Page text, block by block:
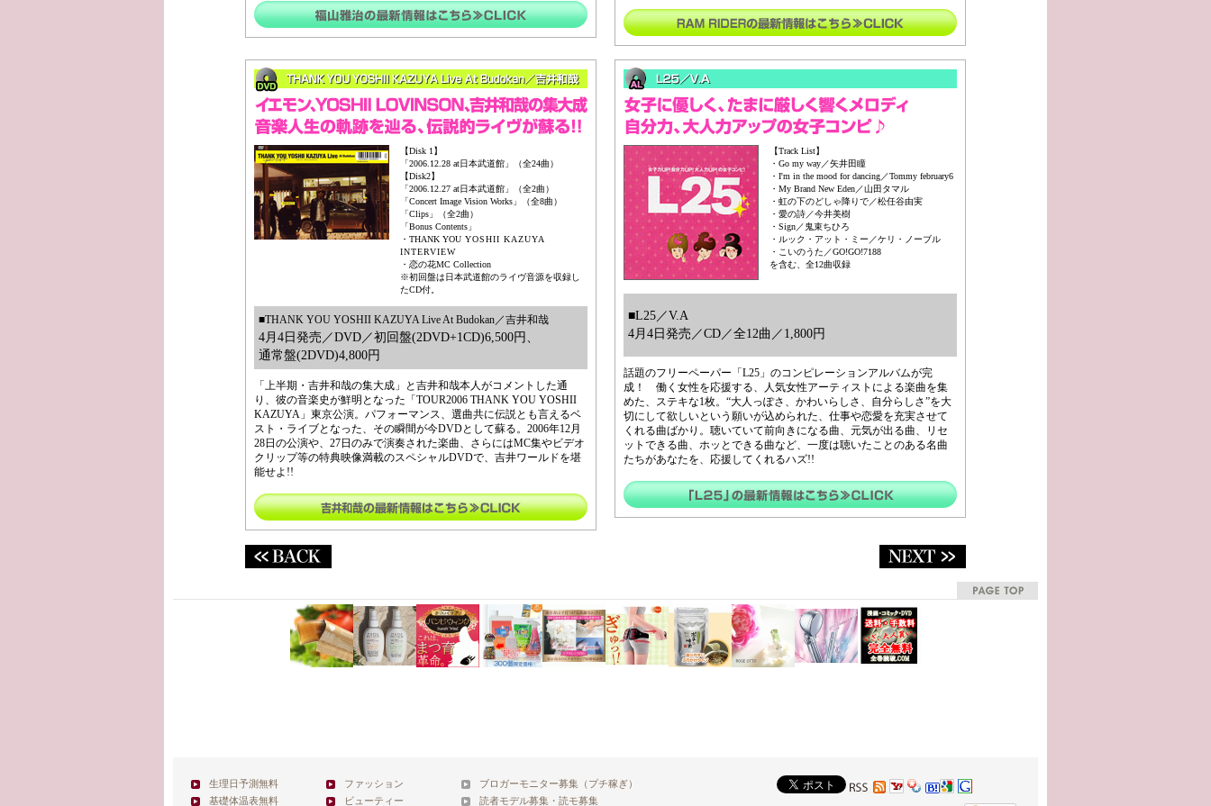
【Disk 1】
「2006.12.28 at日本武道館」（全24曲）
【Disk2】
「2006.12.27 at日本武道館」（全2曲）
「Concert Image Vision Works」（全8曲）
「Clips」（全2曲）
「Bonus Contents」
・THANK YOU YOSHII KAZUYA
INTERVIEW
・恋の花MC Collection
※初回盤は日本武道館のライヴ音源を収録し
たCD付。
■THANK YOU YOSHII KAZUYA Live At Budokan／吉井和哉
4月4日発売／DVD／初回盤(2DVD+1CD)6,500円、
通常盤(2DVD)4,800円
「上半期・吉井和哉の集大成」と吉井和哉本人がコメントした通
り、彼の音楽史が鮮明となった「TOUR2006 THANK YOU YOSHII
KAZUYA」東京公演。パフォーマンス、選曲共に伝説とも言えるベ
スト・ライブとなった、その瞬間が今DVDとして蘇る。2006年12月
28日の公演や、27日のみで演奏された楽曲、さらにはMC集やビデオ
クリップ等の特典映像満載のスペシャルDVDで、吉井ワールドを堪
能せよ!!
【Track List】
・Go my way／矢井田瞳
・I'm in the mood for dancing／Tommy february6
・My Brand New Eden／山田タマル
・虹の下のどしゃ降りで／松任谷由実
・愛の詩／今井美樹
・Sign／鬼束ちひろ
・ルック・アット・ミー／ケリ・ノーブル
・こいのうた／GO!GO!7188
を含む、全12曲収録
■L25／V.A
4月4日発売／CD／全12曲／1,800円
話題のフリーペーパー「L25」のコンピレーションアルバムが完
成！ 働く女性を応援する、人気女性アーティストによる楽曲を集
めた、ステキな1枚。“大人っぽさ、かわいらしさ、自分らしさ”を大
切にして欲しいという願いが込められた、仕事や恋愛を充実させて
くれる曲ばかり。聴いていて前向きになる曲、元気が出る曲、リセ
ットできる曲、ホッとできる曲など、一度は聴いたことのある名曲
たちがあなたを、応援してくれるハズ!!
生理日予測無料
基礎体温表無料
ファッション
ビューティー
ブロガーモニター募集（プチ稼ぎ）
読者モデル募集・読モ募集